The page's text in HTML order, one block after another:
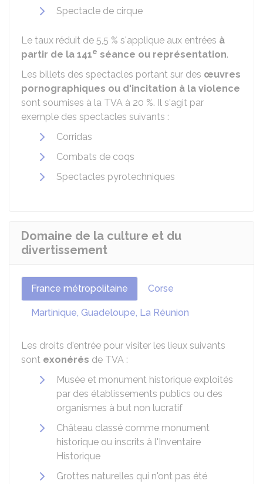
Spectacle de cirque
Le taux réduit de 5,5 % s'applique aux entrées à
partir de la 141e séance ou représentation.
Les billets des spectacles portant sur des œuvres
pornographiques ou d'incitation à la violence
sont soumises à la TVA à 20 %. Il s'agit par
exemple des spectacles suivants :
Corridas
Combats de coqs
Spectacles pyrotechniques
Domaine de la culture et du
divertissement
France métropolitaine Corse
Martinique, Guadeloupe, La Réunion
Les droits d'entrée pour visiter les lieux suivants
sont exonérés de TVA :
Musée et monument historique exploités
par des établissements publics ou des
organismes à but non lucratif
Château classé comme monument
historique ou inscrits à l'Inventaire
Historique
Grottes naturelles qui n'ont pas été